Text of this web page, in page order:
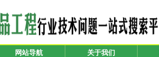
网站导航 关于我们